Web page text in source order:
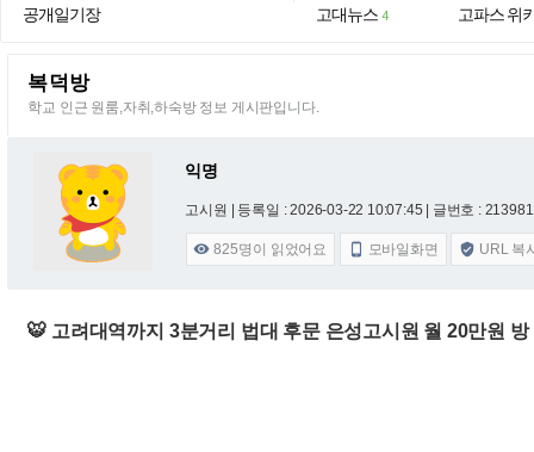
공개일기장 고대뉴스 4
고파스 위
복덕방
학교 인근 원룸,자취,하숙방 정보 게시판입니다.
익명
고시원 | 등록일 : 2026-03-22 10:07:45 | 글번호 :
 825명이 읽었어요  모바일화면  URL 복
🐯 고려대역까지 3분거리 법대 후문 은성고시원 월 20만원